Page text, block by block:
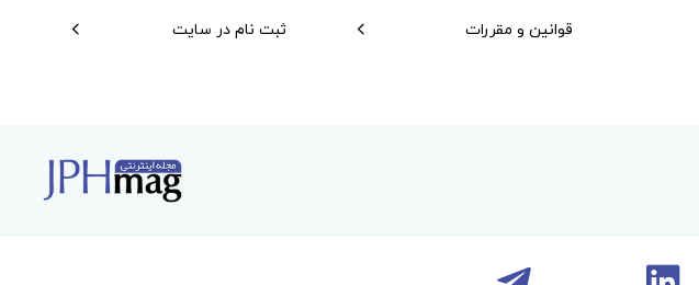
قوانین و مقررات
ثبت نام در سایت